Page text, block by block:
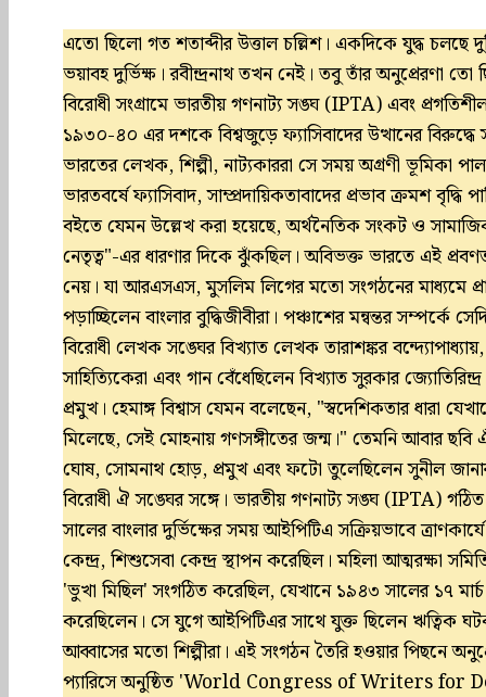
এতো ছিলো গত শতাব্দীর উত্তাল চল্লিশ। একদিকে যুদ্ধ চলছে
ভয়াবহ দুর্ভিক্ষ। রবীন্দ্রনাথ তখন নেই। তবু তাঁর অনুপ্রেরণা
বিরোধী সংগ্রামে ভারতীয় গণনাট্য সঙ্ঘ (IPTA) এবং
১৯৩০-৪০ এর দশকে বিশ্বজুড়ে ফ্যাসিবাদের উত্থানের
ভারতের লেখক, শিল্পী, নাট্যকাররা সে সময় অগ্রণী
ভারতবর্ষে ফ্যাসিবাদ, সাম্প্রদায়িকতাবাদের প্রভাব ক্রমশ বৃদ্ধি
বইতে যেমন উল্লেখ করা হয়েছে, অর্থনৈতিক সংকট ও সামাজিক
নেতৃত্ব"-এর ধারণার দিকে ঝুঁকছিল। অবিভক্ত ভারতে এই
নেয়। যা আরএসএস, মুসলিম লিগের মতো সংগঠনের মাধ্যমে
পড়াচ্ছিলেন বাংলার বুদ্ধিজীবীরা। পঞ্চাশের মন্বন্তর সম্পর্কে
বিরোধী লেখক সঙ্ঘের বিখ্যাত লেখক তারাশঙ্কর
সাহিত্যিকেরা এবং গান বেঁধেছিলেন বিখ্যাত সুরকার
প্রমুখ। হেমাঙ্গ বিশ্বাস যেমন বলেছেন, "স্বদেশিকতার ধারা
মিলেছে, সেই মোহনায় গণসঙ্গীতের জন্ম।" তেমনি আবার
ঘোষ, সোমনাথ হোড়, প্রমুখ এবং ফটো তুলেছিলেন সুনীল
বিরোধী ঐ সঙ্ঘের সঙ্গে। ভারতীয় গণনাট্য সঙ্ঘ (IPTA)
সালের বাংলার দুর্ভিক্ষের সময় আইপিটিএ সক্রিয়ভাবে
কেন্দ্র, শিশুসেবা কেন্দ্র স্থাপন করেছিল। মহিলা আত্মরক্ষা
'ভুখা মিছিল' সংগঠিত করেছিল, যেখানে ১৯৪৩ সালের ১৭ মার্চ
করেছিলেন। সে যুগে আইপিটিএর সাথে যুক্ত ছিলেন ঋত্বিক
আব্বাসের মতো শিল্পীরা। এই সংগঠন তৈরি হওয়ার পিছনে
প্যারিসে অনুষ্ঠিত 'World Congress of Writers for